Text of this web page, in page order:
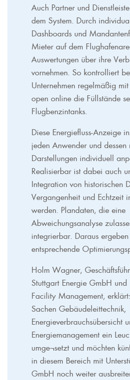
Auch Partner und
dem System. Durch
Dashboards und
Mieter auf dem
Auswertungen über ihre
vornehmen. So kontrolliert
Unternehmen regelmäßig
open online die Füllstände
Flugbenzintanks.
Diese Energiefluss-Anzeige
jeden Anwender und dessen
Darstellungen individuell
Realisierbar ist dabei auch
Integration von historischen
Vergangenheit und Echtzeit
werden. Plandaten, die eine
Abweichungsanalyse
integrierbar. Daraus
entsprechende
Holm Wagner,
Stuttgart Energie GmbH und
Facility Management,
Sachen Gebäudeleittechnik,
Energieverbrauchsübersicht
Energiemanagement ein
umge¬setzt und möchten
in diesem Bereich mit
GmbH noch weiter